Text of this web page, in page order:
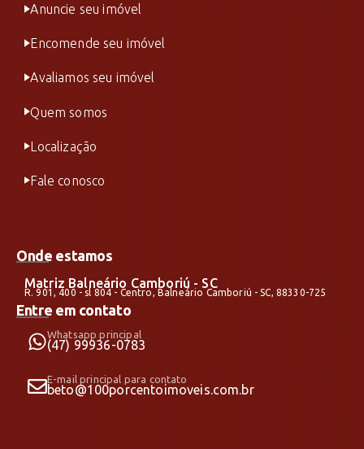
Anuncie seu imóvel
Encomende seu imóvel
Avaliamos seu imóvel
Quem somos
Localização
Fale conosco
Onde estamos
Matriz Balneário Camboriú - SC
R. 901, 400 - sl 804 - Centro, Balneário Camboriú - SC, 88330-725
Entre em contato
Whatsapp principal
(47) 99936-0783
E-mail principal para contato
beto@100porcentoimoveis.com.br